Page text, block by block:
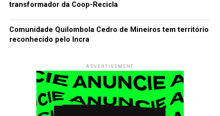
transformador da Coop-Recicla
Comunidade Quilombola Cedro de Mineiros tem território
reconhecido pelo Incra
ADVERTISEMENT